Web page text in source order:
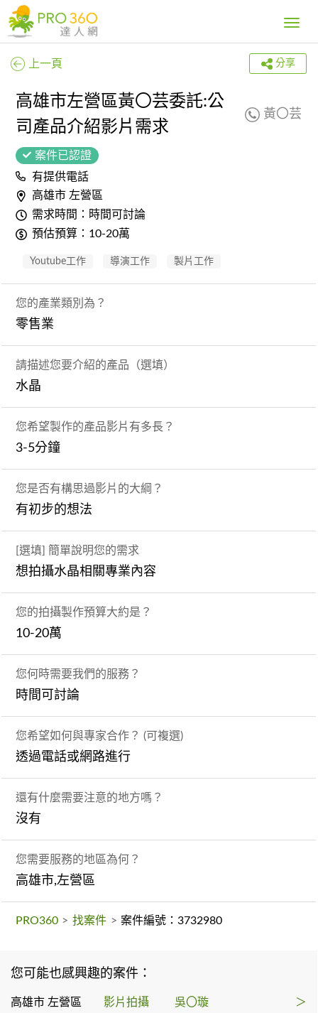
Toggle
上一頁 分享
高雄市左營區黃〇芸委託:公
司產品介紹影片需求
黃〇芸
案件已認證
有提供電話
高雄市 左營區
需求時間：時間可討論
預估預算：10-20萬
Youtube工作 導演工作 製片工作
您的產業類別為？
零售業
請描述您要介紹的產品（選填）
水晶
您希望製作的產品影片有多長？
3-5分鐘
您是否有構思過影片的大綱？
有初步的想法
[選填] 簡單說明您的需求
想拍攝水晶相關專業內容
您的拍攝製作預算大約是？
10-20萬
您何時需要我們的服務？
時間可討論
您希望如何與專家合作？ (可複選)
透過電話或網路進行
還有什麼需要注意的地方嗎？
沒有
您需要服務的地區為何？
高雄市,左營區
PRO360 > 找案件 > 案件編號：3732980
您可能也感興趣的案件：
高雄市 左營區 影片拍攝 吳〇璇 ＞